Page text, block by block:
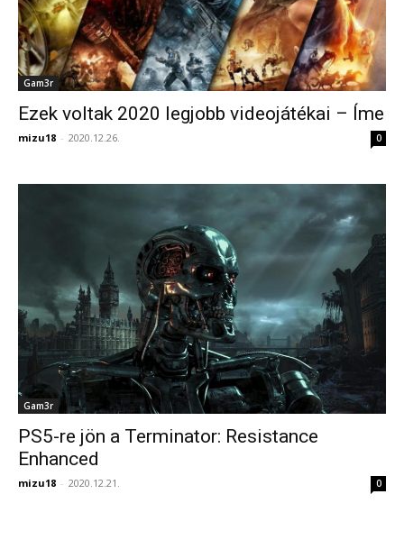
Gam3r
Ezek voltak 2020 legjobb videojátékai – Íme
mizu18 - 2020.12.26. 0
Gam3r
PS5-re jön a Terminator: Resistance
Enhanced
mizu18 - 2020.12.21. 0